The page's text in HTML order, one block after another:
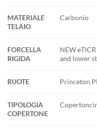
MATERIALE
TELAIO
Carbonio
FORCELLA
RIGIDA
NEW
and lower
RUOTE Princeton
TIPOLOGIA
COPERTONE